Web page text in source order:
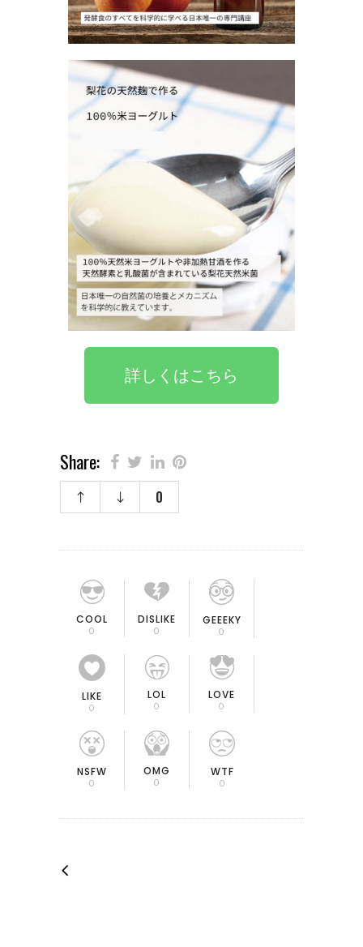
詳しくはこちら
Share:
0
COOL
0
DISLIKE
0
GEEEKY
0
LIKE
0
LOL
0
LOVE
0
NSFW
0
OMG
0
WTF
0